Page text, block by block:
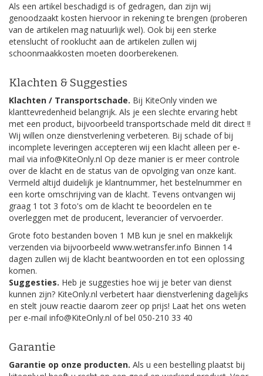
Als een artikel beschadigd is of gedragen, dan zijn wij
genoodzaakt kosten hiervoor in rekening te brengen (proberen
van de artikelen mag natuurlijk wel). Ook bij een sterke
etenslucht of rooklucht aan de artikelen zullen wij
schoonmaakkosten moeten doorberekenen.
Klachten & Suggesties
Klachten / Transportschade. Bij KiteOnly vinden we
klanttevredenheid belangrijk. Als je een slechte ervaring hebt
met een product, bijvoorbeeld transportschade meld dit direct !!
Wij willen onze dienstverlening verbeteren. Bij schade of bij
incomplete leveringen accepteren wij een klacht alleen per e-
mail via info@KiteOnly.nl Op deze manier is er meer controle
over de klacht en de status van de opvolging van onze kant.
Vermeld altijd duidelijk je klantnummer, het bestelnummer en
een korte omschrijving van de klacht. Tevens ontvangen wij
graag 1 tot 3 foto's om de klacht te beoordelen en te
overleggen met de producent, leverancier of vervoerder.
Grote foto bestanden boven 1 MB kun je snel en makkelijk
verzenden via bijvoorbeeld www.wetransfer.info Binnen 14
dagen zullen wij de klacht beantwoorden en tot een oplossing
komen.
Suggesties. Heb je suggesties hoe wij je beter van dienst
kunnen zijn? KiteOnly.nl verbetert haar dienstverlening dagelijks
en stelt jouw reactie daarom zeer op prijs! Laat het ons weten
per e-mail info@KiteOnly.nl of bel 050-210 33 40
Garantie
Garantie op onze producten. Als u een bestelling plaatst bij